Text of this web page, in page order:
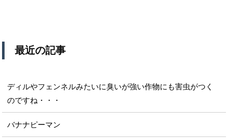
最近の記事
ディルやフェンネルみたいに臭いが強い作物にも害虫がつく
のですね・・・
バナナピーマン